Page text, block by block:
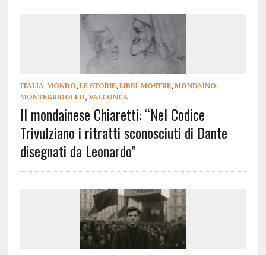
ITALIA-MONDO, LE STORIE, LIBRI-MOSTRE, MONDAINO -
MONTEGRIDOLFO, VALCONCA
Il mondainese Chiaretti: “Nel Codice
Trivulziano i ritratti sconosciuti di Dante
disegnati da Leonardo”